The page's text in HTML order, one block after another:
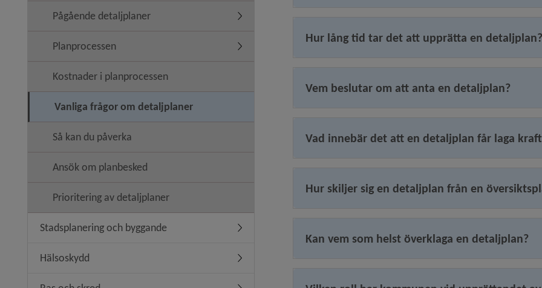
Pågående detaljplaner
Undermeny för Pågående detaljplaner
Planprocessen Undermeny för Planprocessen
Kostnader i planprocessen
Vanliga frågor om detaljplaner
Så kan du påverka
Ansök om planbesked
Prioritering av detaljplaner
Stadsplanering och byggande Undermeny för Stadsplanering och byggande
Hälsoskydd Undermeny för Hälsoskydd
Hur lång tid tar det att upprätta en detaljplan?
Vem beslutar om att anta en detaljplan?
Vad innebär det att en detaljplan får laga
Hur skiljer sig en detaljplan från en
Kan vem som helst överklaga en detaljplan?